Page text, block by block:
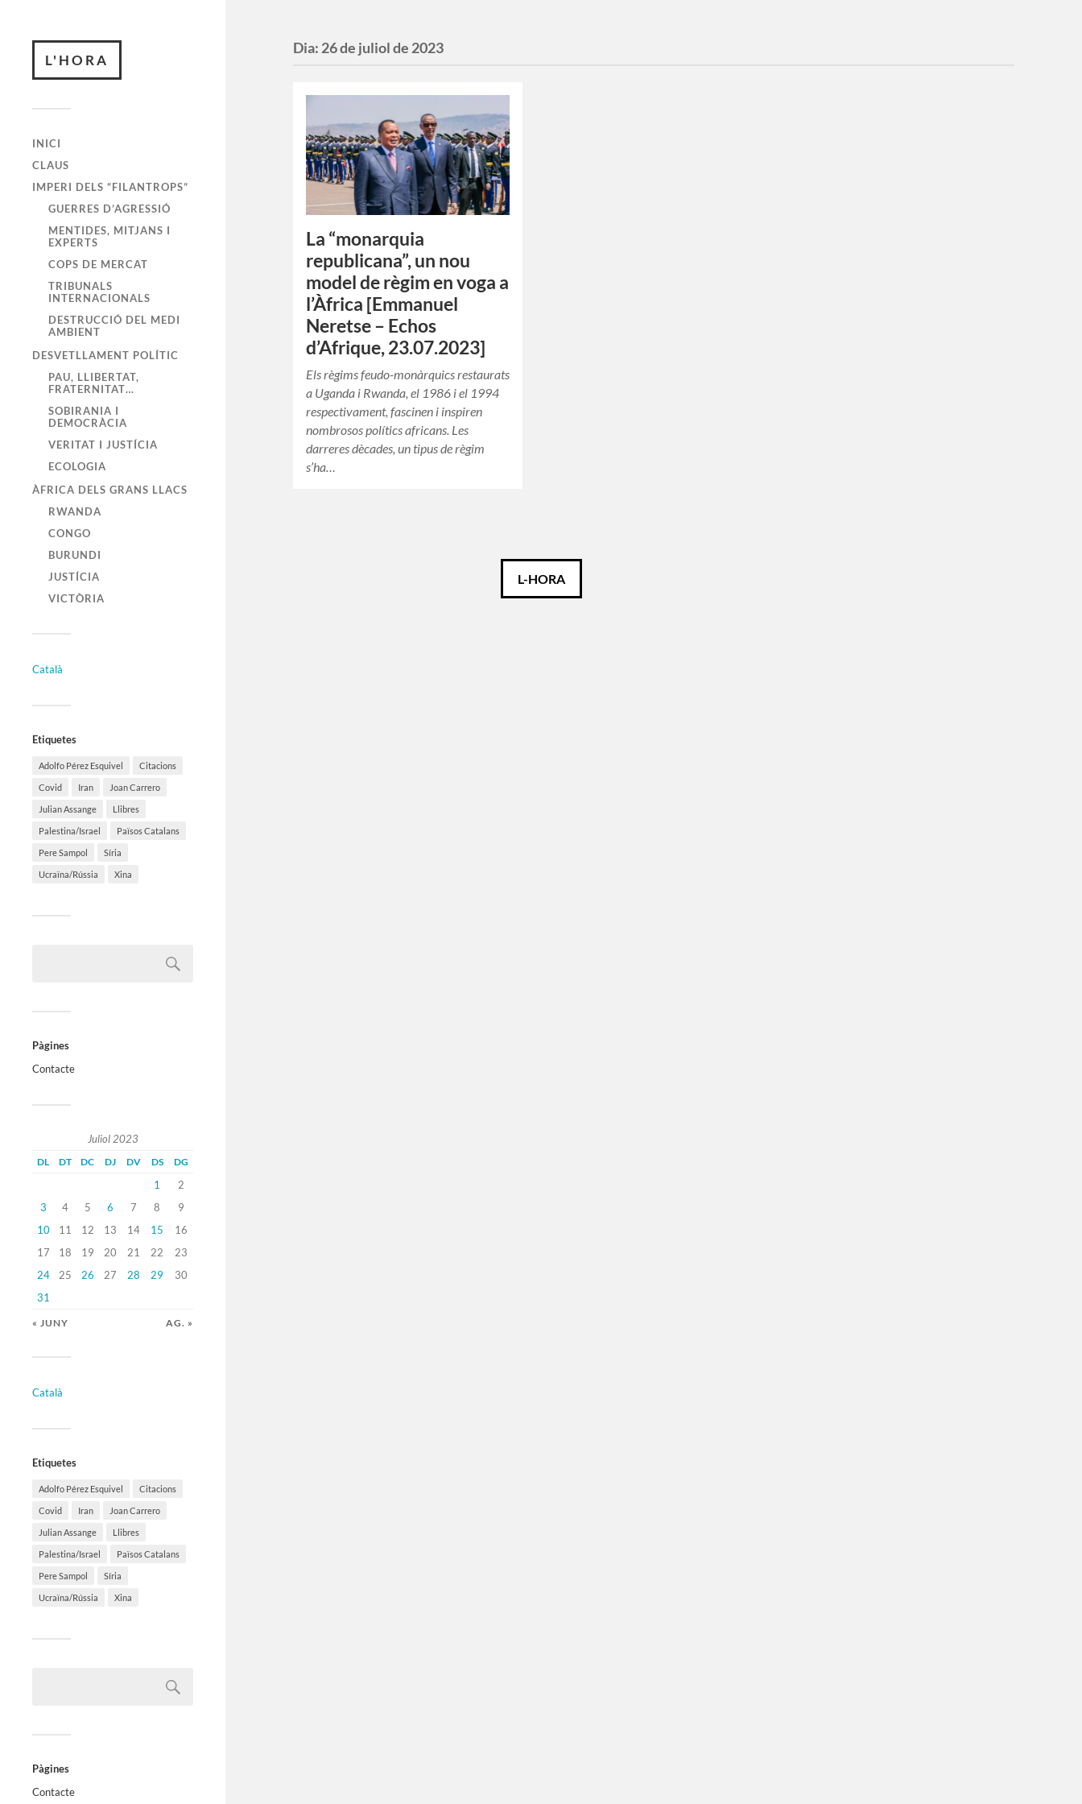
L'HORA
INICI
CLAUS
IMPERI DELS “FILANTROPS”
GUERRES D’AGRESSIÓ
MENTIDES, MITJANS I
EXPERTS
COPS DE MERCAT
TRIBUNALS
INTERNACIONALS
DESTRUCCIÓ DEL MEDI
AMBIENT
DESVETLLAMENT POLÍTIC
PAU, LLIBERTAT,
FRATERNITAT…
SOBIRANIA I
DEMOCRÀCIA
VERITAT I JUSTÍCIA
ECOLOGIA
ÀFRICA DELS GRANS LLACS
RWANDA
CONGO
BURUNDI
JUSTÍCIA
VICTÒRIA
Català
Etiquetes
Adolfo Pérez Esquivel Citacions
Covid Iran Joan Carrero
Julian Assange Llibres
Palestina/Israel Països Catalans
Pere Sampol Síria
Ucraïna/Rússia Xina
Pàgines
Contacte
Juliol 2023
DL DT DC DJ DV DS DG
1
2
3
4 5 6 7 8
9
10
11 12 13 14 15
16
17
18 19 20 21 22
23
24
25 26 27 28 29
30
31
« JUNY AG. »
Català
Etiquetes
Adolfo Pérez Esquivel Citacions
Covid Iran Joan Carrero
Julian Assange Llibres
Palestina/Israel Països Catalans
Pere Sampol Síria
Ucraïna/Rússia Xina
Pàgines
Contacte
Dia: 26 de juliol de 2023
La “monarquia
republicana”, un nou
model de règim en voga a
l’Àfrica [Emmanuel
Neretse – Echos
d’Afrique, 23.07.2023]
Els règims feudo-monàrquics restaurats
a Uganda i Rwanda, el 1986 i el 1994
respectivament, fascinen i inspiren
nombrosos polítics africans. Les
darreres dècades, un tipus de règim
s’ha…
L-HORA